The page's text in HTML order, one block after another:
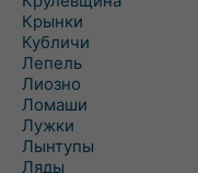
Крынки
Кубличи
Лепель
Лиозно
Ломаши
Лужки
Лынтупы
Ляды